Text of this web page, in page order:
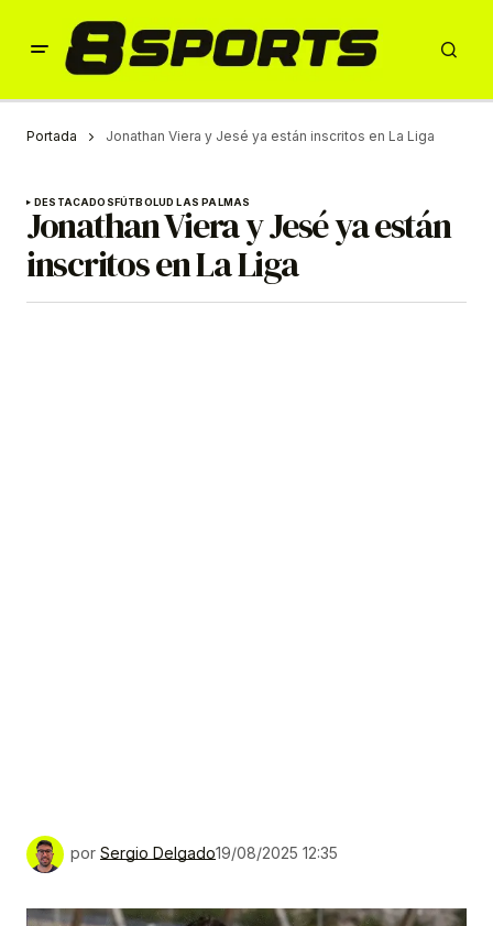
Portada Jonathan Viera y Jesé ya están inscritos en La Liga
DESTACADOSFÚTBOLUD LAS PALMAS
Jonathan Viera y Jesé ya están
inscritos en La Liga
por Sergio Delgado19/08/2025 12:35